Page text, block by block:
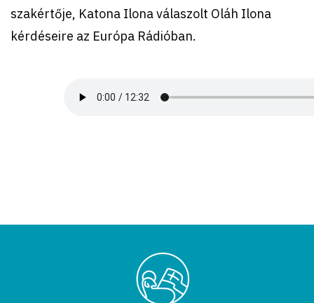
szakértője, Katona Ilona válaszolt Oláh Ilona
kérdéseire az Európa Rádióban.